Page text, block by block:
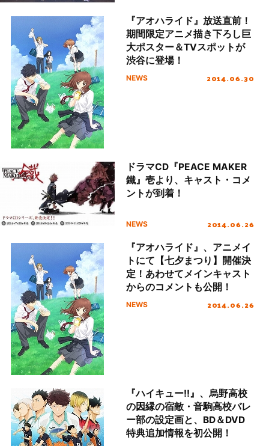
『アオハライド』放送直前！
期間限定アニメ描き下ろし巨
大ポスター＆TVスポットが
渋谷に登場！
NEWS 2014.06.30
ドラマCD『PEACE MAKER
鐵』壱より、キャスト・コメ
ントが到着！
NEWS 2014.06.26
『アオハライド』、アニメイ
トにて【七夕まつり】開催決
定！あわせてメインキャスト
からのコメントも公開！
NEWS 2014.06.26
『ハイキュー!!』、烏野高校
の因縁の宿敵・音駒高校バレ
ー部の設定画と、BD＆DVD
特典追加情報を初公開！